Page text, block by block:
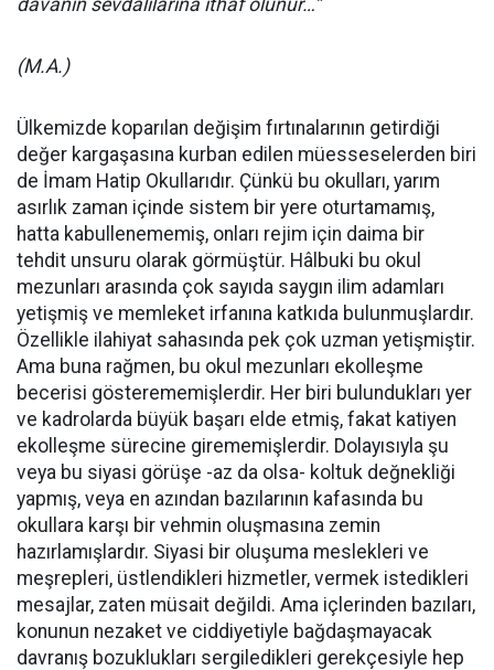
davanın sevdalılarına ithâf olunur…”
(M.A.)
Ülkemizde koparılan değişim fırtınalarının getirdiği
değer kargaşasına kurban edilen müesseselerden biri
de İmam Hatip Okullarıdır. Çünkü bu okulları, yarım
asırlık zaman içinde sistem bir yere oturtamamış,
hatta kabullenememiş, onları rejim için daima bir
tehdit unsuru olarak görmüştür. Hâlbuki bu okul
mezunları arasında çok sayıda saygın ilim adamları
yetişmiş ve memleket irfanına katkıda bulunmuşlardır.
Özellikle ilahiyat sahasında pek çok uzman yetişmiştir.
Ama buna rağmen, bu okul mezunları ekolleşme
becerisi gösterememişlerdir. Her biri bulundukları yer
ve kadrolarda büyük başarı elde etmiş, fakat katiyen
ekolleşme sürecine girememişlerdir. Dolayısıyla şu
veya bu siyasi görüşe -az da olsa- koltuk değnekliği
yapmış, veya en azından bazılarının kafasında bu
okullara karşı bir vehmin oluşmasına zemin
hazırlamışlardır. Siyasi bir oluşuma meslekleri ve
meşrepleri, üstlendikleri hizmetler, vermek istedikleri
mesajlar, zaten müsait değildi. Ama içlerinden bazıları,
konunun nezaket ve ciddiyetiyle bağdaşmayacak
davranış bozuklukları sergiledikleri gerekçesiyle hep